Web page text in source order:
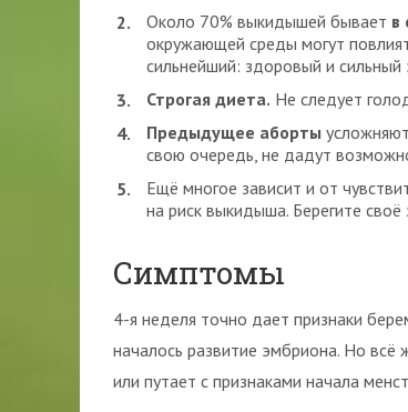
Около 70% выкидышей бывает в
окружающей среды могут
сильнейший: здоровый и сильный
Строгая диета. Не следует
Предыдущее аборты
свою очередь, не дадут
Ещё многое зависит и от
на риск выкидыша. Берегите
Симптомы
4-я неделя точно дает признаки
началось развитие эмбриона. Но
или путает с признаками начала